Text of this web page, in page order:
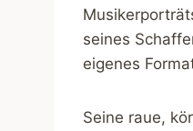
seines
eigenes
Seine raue,